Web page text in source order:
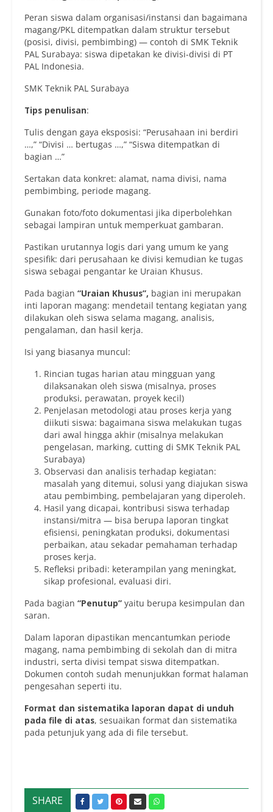
Peran siswa dalam organisasi/instansi dan bagaimana
magang/PKL ditempatkan dalam struktur tersebut
(posisi, divisi, pembimbing) — contoh di SMK Teknik
PAL Surabaya: siswa dipetakan ke divisi-divisi di PT
PAL Indonesia.
SMK Teknik PAL Surabaya
Tips penulisan:
Tulis dengan gaya eksposisi: “Perusahaan ini berdiri
…,” “Divisi … bertugas …,” “Siswa ditempatkan di
bagian …”
Sertakan data konkret: alamat, nama divisi, nama
pembimbing, periode magang.
Gunakan foto/foto dokumentasi jika diperbolehkan
sebagai lampiran untuk memperkuat gambaran.
Pastikan urutannya logis dari yang umum ke yang
spesifik: dari perusahaan ke divisi kemudian ke tugas
siswa sebagai pengantar ke Uraian Khusus.
Pada bagian “Uraian Khusus”, bagian ini merupakan
inti laporan magang: mendetail tentang kegiatan yang
dilakukan oleh siswa selama magang, analisis,
pengalaman, dan hasil kerja.
Isi yang biasanya muncul:
Rincian tugas harian atau mingguan yang
dilaksanakan oleh siswa (misalnya, proses
produksi, perawatan, proyek kecil)
Penjelasan metodologi atau proses kerja yang
diikuti siswa: bagaimana siswa melakukan tugas
dari awal hingga akhir (misalnya melakukan
pengelasan, marking, cutting di SMK Teknik PAL
Surabaya)
Observasi dan analisis terhadap kegiatan:
masalah yang ditemui, solusi yang diajukan siswa
atau pembimbing, pembelajaran yang diperoleh.
Hasil yang dicapai, kontribusi siswa terhadap
instansi/mitra — bisa berupa laporan tingkat
efisiensi, peningkatan produksi, dokumentasi
perbaikan, atau sekadar pemahaman terhadap
proses kerja.
Refleksi pribadi: keterampilan yang meningkat,
sikap profesional, evaluasi diri.
Pada bagian “Penutup” yaitu berupa kesimpulan dan
saran.
Dalam laporan dipastikan mencantumkan periode
magang, nama pembimbing di sekolah dan di mitra
industri, serta divisi tempat siswa ditempatkan.
Dokumen contoh sudah menunjukkan format halaman
pengesahan seperti itu.
Format dan sistematika laporan dapat di unduh
pada file di atas, sesuaikan format dan sistematika
pada petunjuk yang ada di file tersebut.
SHARE